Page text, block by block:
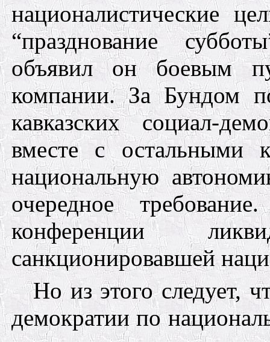
националистические
“празднование
объявил он боевым
компании.За Бундом
кавказских социал-
вместе с остальными
национальную
очередное требование
конференции
санкционировавшей
Но из этого следует,
демократии по